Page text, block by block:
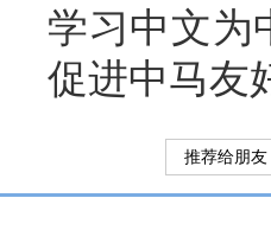
学习中文为
促进中马友
推荐给朋友